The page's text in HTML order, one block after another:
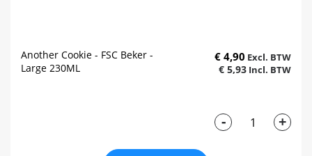
Another Cookie - FSC Beker -
Large 230ML
€ 4,90
€ 5,93
- +